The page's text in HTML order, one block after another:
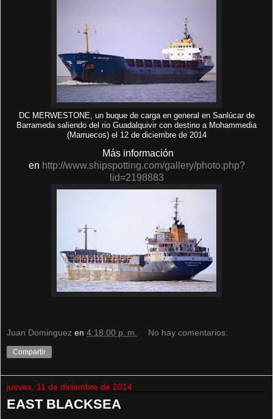
DC MERWESTONE, un buque de carga en general en Sanlúcar de
Barrameda saliendo del rio Guadalquivir con destino a Mohammedia
(Marruecos) el 12 de diciembre de 2014
Más información
en http://www.shipspotting.com/gallery/photo.php?
lid=2198883
Juan Dominguez en 4:18:00 p. m. No hay comentarios:
Compartir
jueves, 11 de diciembre de 2014
EAST BLACKSEA